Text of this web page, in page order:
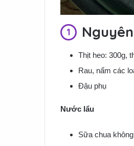
Thịt heo: 300g,
Rau, nấm các
Đậu phụ
Nước lẩu
Sữa chua